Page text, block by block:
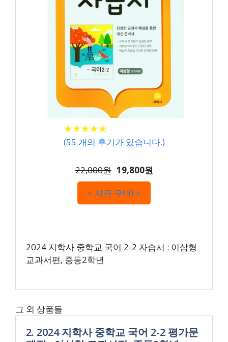
★★★★★
★★★★★
(55 개의 후기가 있습니다.)
22,000원 19,800원
< 지금 구매! >
2024 지학사 중학교 국어 2-2 자습서 : 이삼형
교과서편, 중등2학년
그 외 상품들
2. 2024 지학사 중학교 국어 2-2 평가문